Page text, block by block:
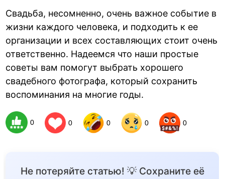
Свадьба, несомненно, очень важное событие в
жизни каждого человека, и подходить к ее
организации и всех составляющих стоит очень
ответственно. Надеемся что наши простые
советы вам помогут выбрать хорошего
свадебного фотографа, который сохранить
воспоминания на многие годы.
0 0 0 0 0
Не потеряйте статью! 💡 Сохраните её